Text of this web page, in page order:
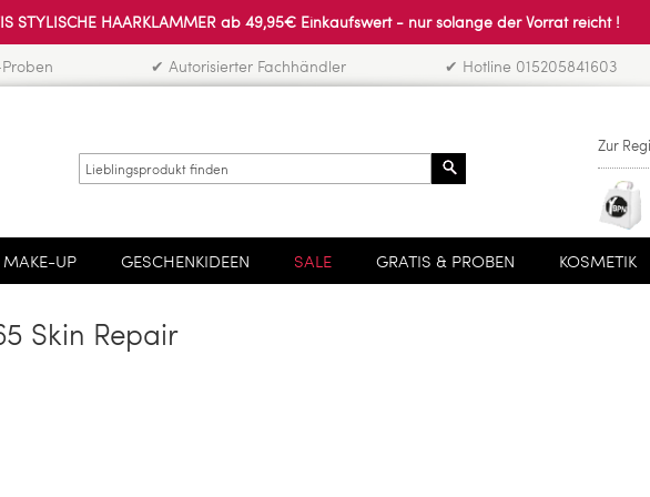
STYLISCHE HAARKLAMMER ab 49,95€ Einkaufswert - nur solange der Vorrat reicht !
✔ Autorisierter Fachhändler ✔ Hotline 015205841603
Zur
MAKE-UP GESCHENKIDEEN SALE GRATIS & PROBEN KOSMETIK
Skin Repair